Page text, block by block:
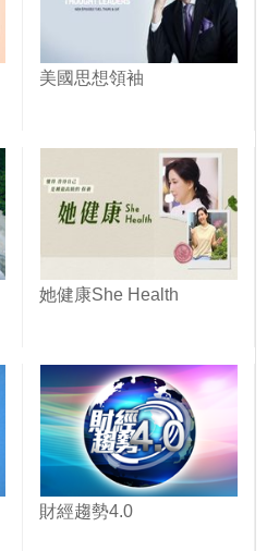
美國思想領袖
她健康She Health
財經趨勢4.0